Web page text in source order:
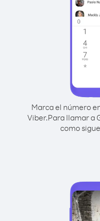
Marca el número
Viber.Para llamar a
como